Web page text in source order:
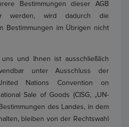
Bestimmungen dieser AGB
werden, wird dadurch die
Bestimmungen im Übrigen nicht
und Ihnen ist ausschließlich
unter Ausschluss der
Nations Convention on
Sale of Goods (CISG, „UN-
des Landes, in dem
bleiben von der Rechtswahl